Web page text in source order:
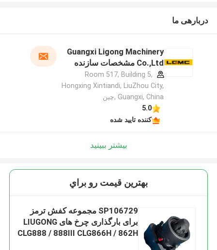
دربارهی ما
Guangxi Ligong Machinery
Co.,Ltd مشخصات سازنده
Room 517, Building 5,
Hongxing Xintiandi, LiuZhou City,
Guangxi, China ,چین
5.0
کننده تایید شده
بیشتر ببینید
بهترين قيمت رو براي
SP106729 مجموعه کفش ترمز
برای بارگذاری چرخ های LIUGONG
CLG888 / 888III CLG866H / 862H